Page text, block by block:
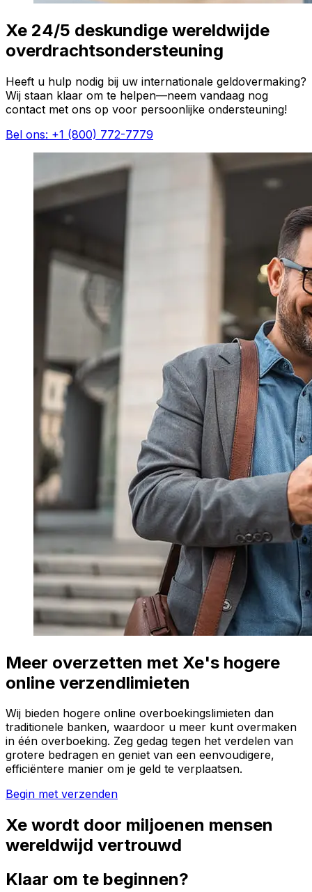
Xe 24/5 deskundige wereldwijde
overdrachtsondersteuning
Heeft u hulp nodig bij uw internationale geldovermaking?
Wij staan klaar om te helpen—neem vandaag nog
contact met ons op voor persoonlijke ondersteuning!
Bel ons: +1 (800) 772-7779
Meer overzetten met Xe's hogere
online verzendlimieten
Wij bieden hogere online overboekingslimieten dan
traditionele banken, waardoor u meer kunt overmaken
in één overboeking. Zeg gedag tegen het verdelen van
grotere bedragen en geniet van een eenvoudigere,
efficiëntere manier om je geld te verplaatsen.
Begin met verzenden
Xe wordt door miljoenen mensen
wereldwijd vertrouwd
Klaar om te beginnen?